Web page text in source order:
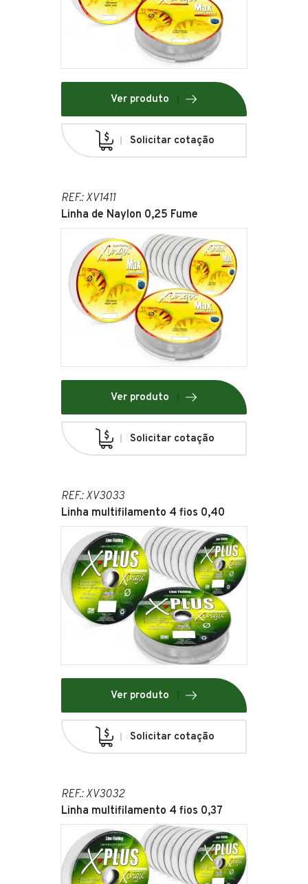
Ver produto
Solicitar cotação
REF.: XV1411
Linha de Naylon 0,25 Fume
Ver produto
Solicitar cotação
REF.: XV3033
Linha multifilamento 4 fios 0,40
Ver produto
Solicitar cotação
REF.: XV3032
Linha multifilamento 4 fios 0,37